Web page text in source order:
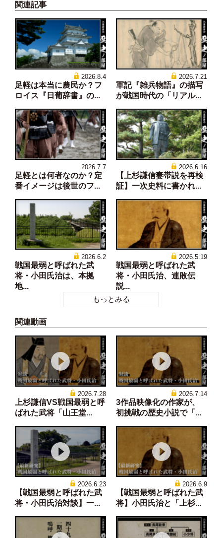
関連記事
2026.8.4
足軽は本当に農民か？フ
ロイス『日葡辞書』の...
2026.7.21
軍記『雑兵物語』の描写
が戦国時代の「リアル...
2026.7.7
足軽とは何者なのか？定
番イメージは後世のフ...
2026.6.16
【上杉謙信妻帯説を再検
証】一次史料に書かれ...
2026.6.2
戦国最弱と呼ばれた武
将・小田氏治は、本拠
地...
2026.5.19
戦国最弱と呼ばれた武
将・小田氏治、連敗伝
説...
もっとみる
関連動画
2026.7.28
上杉謙信VS戦国最弱と呼
ばれた武将「山王堂...
2026.7.14
3作品映像化の作家が、
初挑戦の歴史小説で「...
2026.6.23
【戦国最弱と呼ばれた武
将・小田氏治対談】一...
2026.6.9
【戦国最弱と呼ばれた武
将】小田氏治と「上杉...